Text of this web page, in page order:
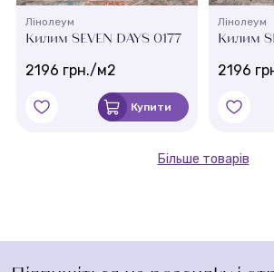
Лінолеум
Килим SEVEN DAYS 0177
2196 грн./м2
Купити
Лінолеум
Килим
2196
Більше товарів